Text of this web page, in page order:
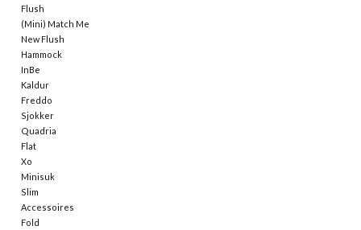
Marques
Flush
(Mini) Match Me
New Flush
Hammock
InBe
Kaldur
Freddo
Sjokker
Quadria
Flat
Xo
Minisuk
Slim
Accessoires
Fold